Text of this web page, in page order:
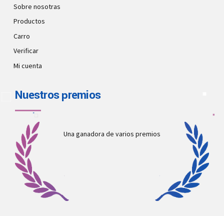
Sobre nosotras
Productos
Carro
Verificar
Mi cuenta
Nuestros premios
Una ganadora de varios premios